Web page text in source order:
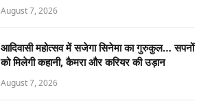
August 7, 2026
आदिवासी महोत्सव में सजेगा सिनेमा का गुरुकुल… सपनों
को मिलेगी कहानी, कैमरा और करियर की उड़ान
August 7, 2026